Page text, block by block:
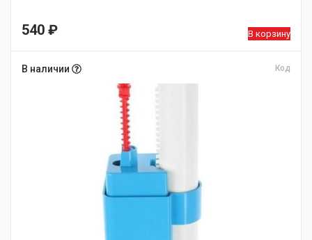
540 ₽ В корзину
В наличии Код